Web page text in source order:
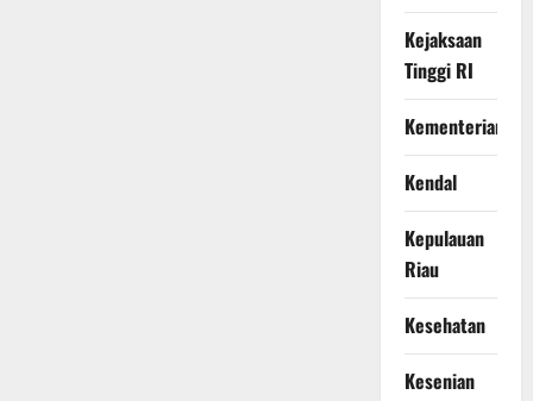
Kejaksaan
Tinggi RI
Kementerian
Kendal
Kepulauan
Riau
Kesehatan
Kesenian